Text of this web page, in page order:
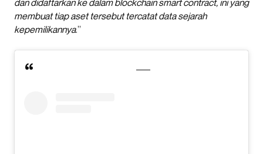
dan didaftarkan ke dalam blockchain smart contract, ini yang
membuat tiap aset tersebut tercatat data sejarah
kepemilikannya.”